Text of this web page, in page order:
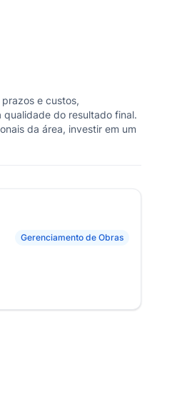
e custos,
do resultado final.
da área, investir em um
Gerenciamento de Obras